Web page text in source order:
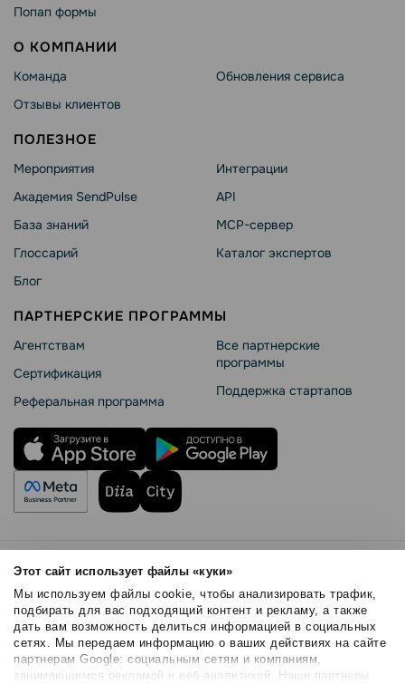
Этот сайт использует файлы «куки»
Мы используем файлы cookie, чтобы анализировать трафик,
подбирать для вас подходящий контент и рекламу, а также
дать вам возможность делиться информацией в социальных
сетях. Мы передаем информацию о ваших действиях на сайте
партнерам Google: социальным сетям и компаниям,
занимающимся рекламой и веб-аналитикой. Наши партнеры
Попап формы
О КОМПАНИИ
Команда
Отзывы клиентов
Обновления сервиса
ПОЛЕЗНОЕ
Мероприятия
Академия SendPulse
База знаний
Глоссарий
Блог
Интеграции
API
MCP-сервер
Каталог экспертов
ПАРТНЕРСКИЕ ПРОГРАММЫ
Агентствам
Сертификация
Реферальная программа
Все партнерские
программы
Поддержка стартапов
Правила использования
Безопасность SendPulse
Политика конфиденциальности
Политика Cookies
© 2015 - 2026. ООО «СендПульс». Все права защищены.